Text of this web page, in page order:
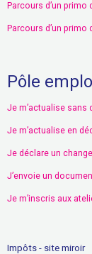
Parcours d’un
Parcours d’un
Pôle
Je m’actualise sans
Je m’actualise en
Je déclare un
J’envoie un
Je m’inscris aux
Impôts - site miroir